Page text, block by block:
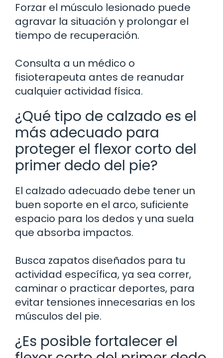
Forzar el músculo lesionado puede
agravar la situación y prolongar el
tiempo de recuperación.
Consulta a un médico o
fisioterapeuta antes de reanudar
cualquier actividad física.
¿Qué tipo de calzado es el
más adecuado para
proteger el flexor corto del
primer dedo del pie?
El calzado adecuado debe tener un
buen soporte en el arco, suficiente
espacio para los dedos y una suela
que absorba impactos.
Busca zapatos diseñados para tu
actividad específica, ya sea correr,
caminar o practicar deportes, para
evitar tensiones innecesarias en los
músculos del pie.
¿Es posible fortalecer el